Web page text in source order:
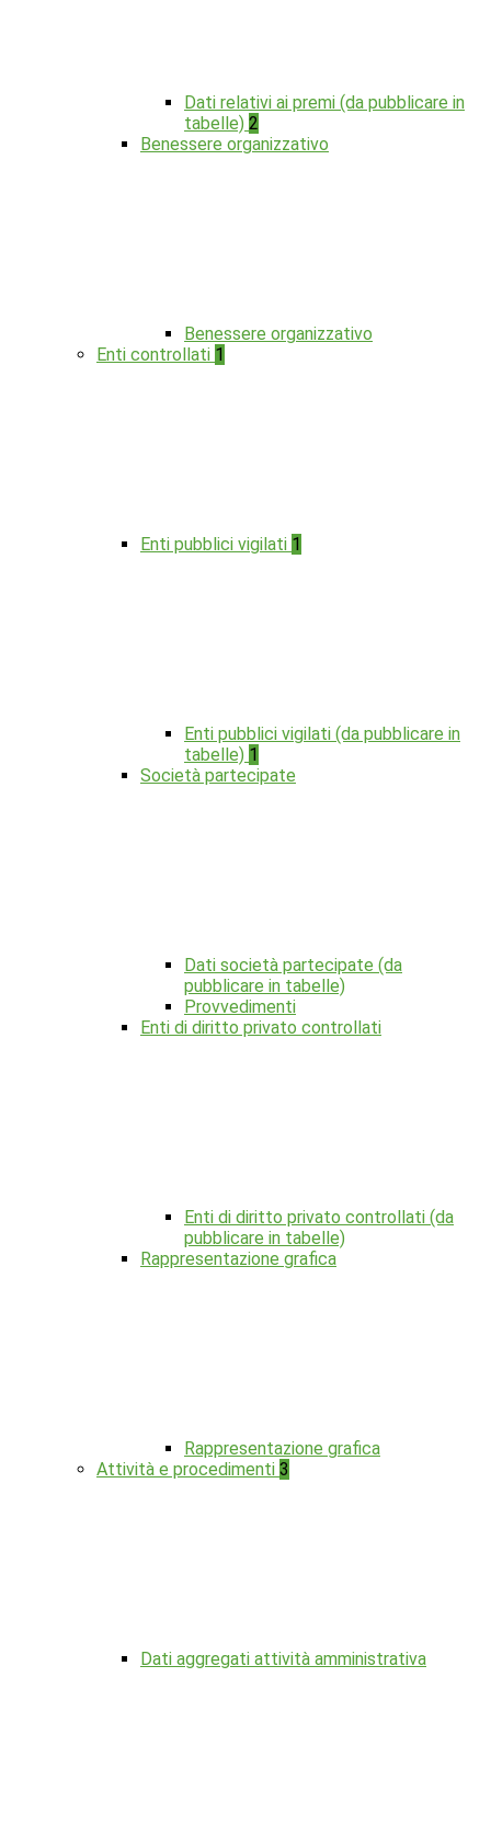
Dati relativi ai premi (da pubblicare in
tabelle) 2
Benessere organizzativo
Benessere organizzativo
Enti controllati 1
Enti pubblici vigilati 1
Enti pubblici vigilati (da pubblicare in
tabelle) 1
Società partecipate
Dati società partecipate (da
pubblicare in tabelle)
Provvedimenti
Enti di diritto privato controllati
Enti di diritto privato controllati (da
pubblicare in tabelle)
Rappresentazione grafica
Rappresentazione grafica
Attività e procedimenti 3
Dati aggregati attività amministrativa